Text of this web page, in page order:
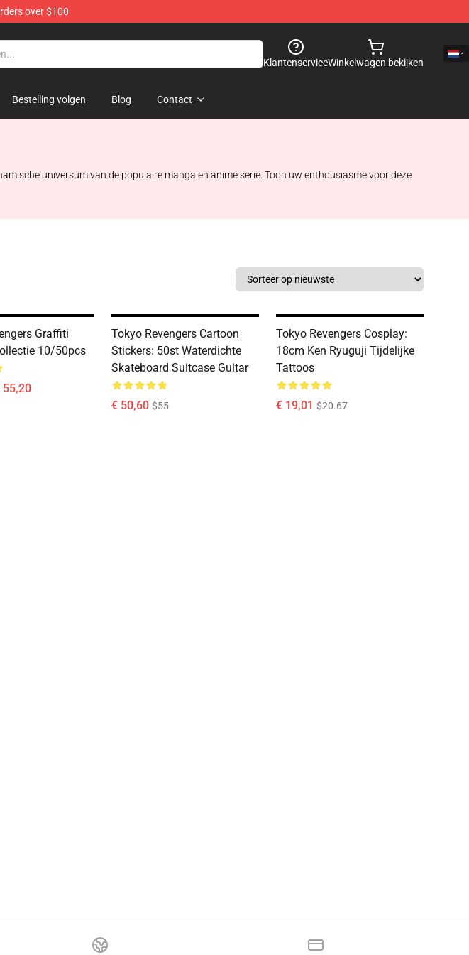
over $100
KlantenserviceWinkelwagen bekijken
Bestelling volgen Blog Contact
universum van de populaire manga en anime serie. Toon uw enthousiasme voor deze
Graffiti
10/50pcs
55,20
Tokyo Revengers Cartoon
Stickers: 50st Waterdichte
Skateboard Suitcase Guitar
€ 50,60 $55
Tokyo Revengers Cosplay:
18cm Ken Ryuguji Tijdelijke
Tattoos
€ 19,01 $20.67